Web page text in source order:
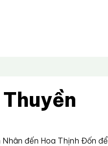
Nhân đến Hoa Thịnh Đốn để